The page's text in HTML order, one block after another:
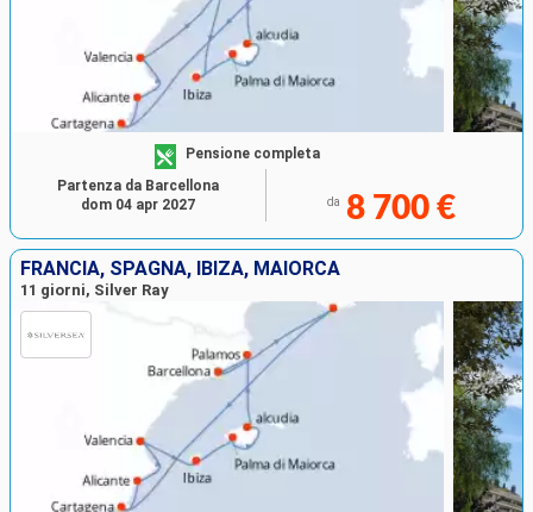
Pensione completa
da 8 700 €
Partenza da Barcellona
dom 04 apr 2027
FRANCIA, SPAGNA, IBIZA, MAIORCA
11 giorni, Silver Ray